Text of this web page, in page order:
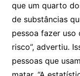
que um quarto
de substâncias
pessoa fazer
risco”, advertiu.
pessoas que